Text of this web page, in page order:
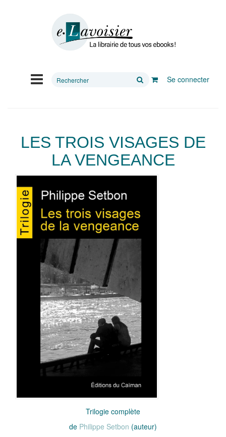
Rechercher
Se connecter
LES TROIS VISAGES DE
LA VENGEANCE
Trilogie complète
de Philippe Setbon (auteur)